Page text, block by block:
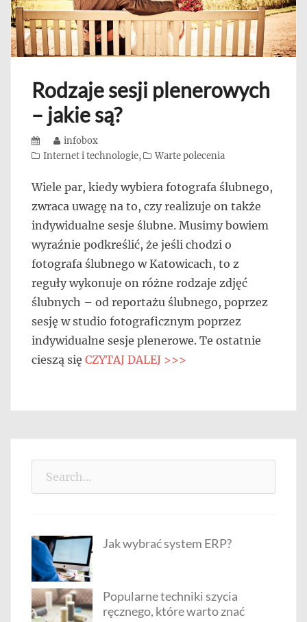
Rodzaje sesji plenerowych
– jakie są?
Posted
on
Author
infobox
Categories
Internet i technologie, Warte polecenia
Wiele par, kiedy wybiera fotografa ślubnego,
zwraca uwagę na to, czy realizuje on także
indywidualne sesje ślubne. Musimy bowiem
wyraźnie podkreślić, że jeśli chodzi o
fotografa ślubnego w Katowicach, to z
reguły wykonuje on różne rodzaje zdjęć
ślubnych – od reportażu ślubnego, poprzez
sesję w studio fotograficznym poprzez
indywidualne sesje plenerowe. Te ostatnie
cieszą się CZYTAJ DALEJ >>>
Jak wybrać system ERP?
Popularne techniki szycia
ręcznego, które warto znać